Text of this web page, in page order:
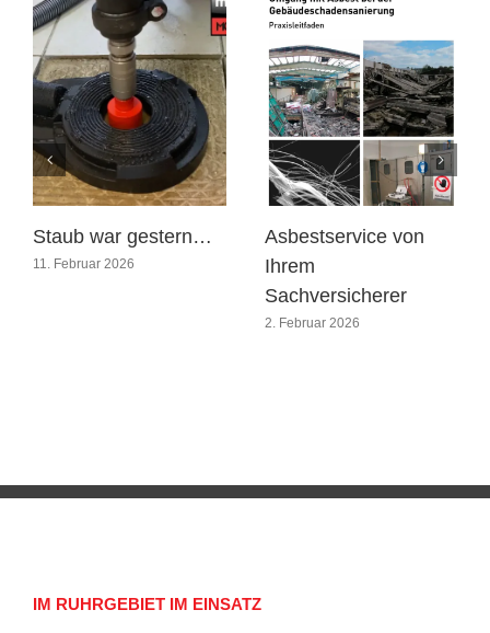
Staub war gestern…
11. Februar 2026
Asbestservice von
Ihrem
Sachversicherer
2. Februar 2026
IM RUHRGEBIET IM EINSATZ